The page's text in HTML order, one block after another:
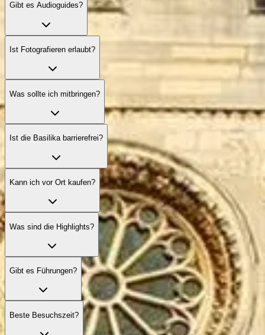
Gibt es Audioguides?
Ist Fotografieren erlaubt?
Was sollte ich mitbringen?
Ist die Basilika barrierefrei?
Kann ich vor Ort kaufen?
Was sind die Highlights?
Gibt es Führungen?
Beste Besuchszeit?